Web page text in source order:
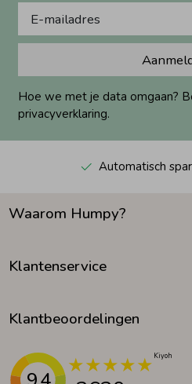
Hoe we met je data omgaan?
privacyverklaring.
Automatisch
Waarom Humpy?
Klantenservice
Klantbeoordelingen